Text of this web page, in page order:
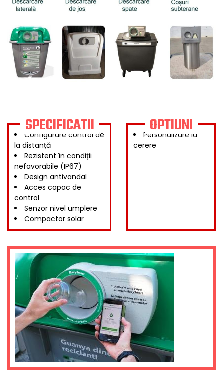
SPECIFICATII
Configurare control de
la distanță
Rezistent în condiții
nefavorabile (IP67)
Design antivandal
Acces capac de
control
Senzor nivel umplere
Compactor solar
OPTIUNI
Personalizare la
cerere